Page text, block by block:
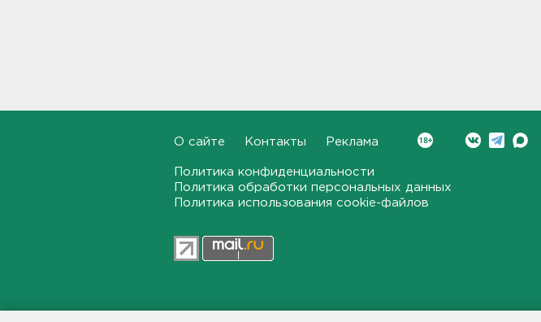
нарколаборатории
Назначено первое заседание
по делу об убийстве 9-
летнего мальчика из
членистоногими вампирами
О сайте Контакты Реклама
Политика конфиденциальности
Политика обработки персональных данных
Политика использования cookie-файлов